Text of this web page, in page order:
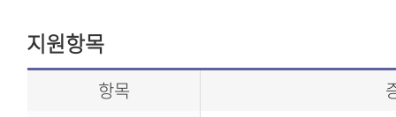
지원항목
항목